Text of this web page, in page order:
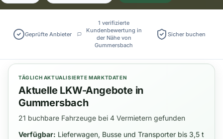
Geprüfte Anbieter
1 verifizierte
Kundenbewertung in
der Nähe von
Gummersbach
Sicher buchen
TÄGLICH AKTUALISIERTE MARKTDATEN
Aktuelle LKW-Angebote in
Gummersbach
21 buchbare Fahrzeuge bei 4 Vermietern gefunden
Verfügbar: Lieferwagen, Busse und Transporter bis 3,5 t